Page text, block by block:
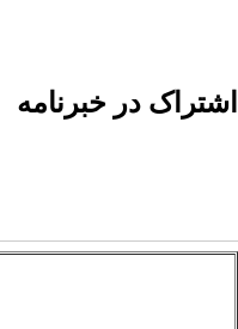
اشتراک در خبرنامه